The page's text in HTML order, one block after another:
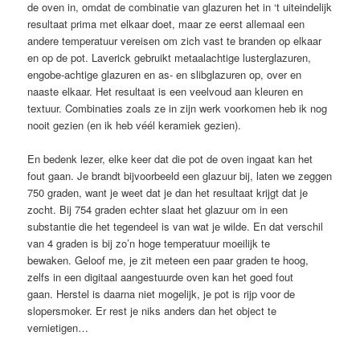
de oven in, omdat de combinatie van glazuren het in ‘t uiteindelijk
resultaat prima met elkaar doet, maar ze eerst allemaal een
andere temperatuur vereisen om zich vast te branden op elkaar
en op de pot. Laverick gebruikt metaalachtige lusterglazuren,
engobe-achtige glazuren en as- en slibglazuren op, over en
naaste elkaar. Het resultaat is een veelvoud aan kleuren en
textuur. Combinaties zoals ze in zijn werk voorkomen heb ik nog
nooit gezien (en ik heb véél keramiek gezien).
En bedenk lezer, elke keer dat die pot de oven ingaat kan het
fout gaan. Je brandt bijvoorbeeld een glazuur bij, laten we zeggen
750 graden, want je weet dat je dan het resultaat krijgt dat je
zocht. Bij 754 graden echter slaat het glazuur om in een
substantie die het tegendeel is van wat je wilde. En dat verschil
van 4 graden is bij zo’n hoge temperatuur moeilijk te
bewaken. Geloof me, je zit meteen een paar graden te hoog,
zelfs in een digitaal aangestuurde oven kan het goed fout
gaan. Herstel is daarna niet mogelijk, je pot is rijp voor de
slopersmoker. Er rest je niks anders dan het object te
vernietigen…